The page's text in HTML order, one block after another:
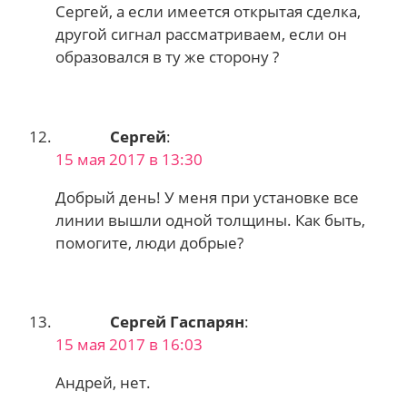
Сергей, а если имеется открытая сделка,
другой сигнал рассматриваем, если он
образовался в ту же сторону ?
Сергей:
15 мая 2017 в 13:30
Добрый день! У меня при установке все
линии вышли одной толщины. Как быть,
помогите, люди добрые?
Сергей Гаспарян:
15 мая 2017 в 16:03
Андрей, нет.